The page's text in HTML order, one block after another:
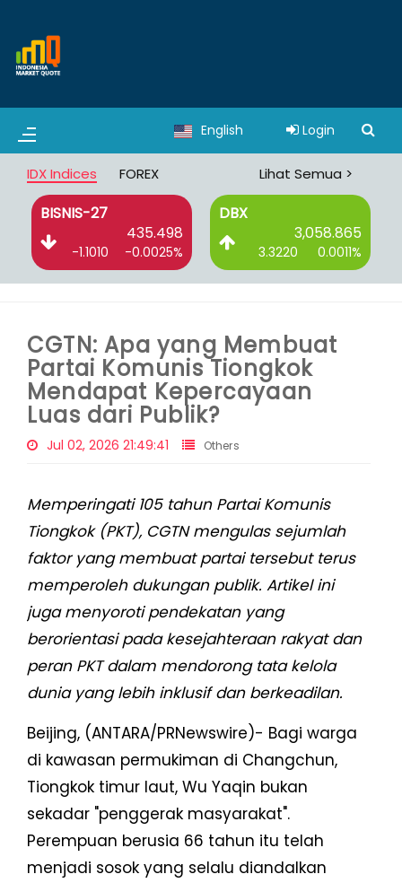
English Login
IDX Indices FOREX Lihat Semua >
BISNIS-27
435.498
-1.1010 -0.0025%
DBX
3,058.865
3.3220 0.0011%
CGTN: Apa yang Membuat
Partai Komunis Tiongkok
Mendapat Kepercayaan
Luas dari Publik?
Jul 02, 2026 21:49:41 Others
Memperingati 105 tahun Partai Komunis
Tiongkok (PKT), CGTN mengulas sejumlah
faktor yang membuat partai tersebut terus
memperoleh dukungan publik. Artikel ini
juga menyoroti pendekatan yang
berorientasi pada kesejahteraan rakyat dan
peran PKT dalam mendorong tata kelola
dunia yang lebih inklusif dan berkeadilan.
Beijing, (ANTARA/PRNewswire)- Bagi warga
di kawasan permukiman di Changchun,
Tiongkok timur laut, Wu Yaqin bukan
sekadar "penggerak masyarakat".
Perempuan berusia 66 tahun itu telah
menjadi sosok yang selalu diandalkan